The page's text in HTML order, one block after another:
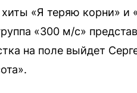
«Я теряю корни»
«300 м/с»
на поле выйдет